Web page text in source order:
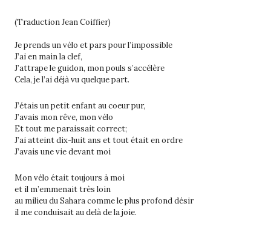
(Traduction Jean Coiffier)
Je prends un vélo et pars pour l’impossible
J’ai en main la clef,
J’attrape le guidon, mon pouls s’accélère
Cela, je l’ai déjà vu quelque part.
J’étais un petit enfant au coeur pur,
J’avais mon rêve, mon vélo
Et tout me paraissait correct;
J’ai atteint dix-huit ans et tout était en ordre
J’avais une vie devant moi
Mon vélo était toujours à moi
et il m’emmenait très loin
au milieu du Sahara comme le plus profond désir
il me conduisait au delà de la joie.